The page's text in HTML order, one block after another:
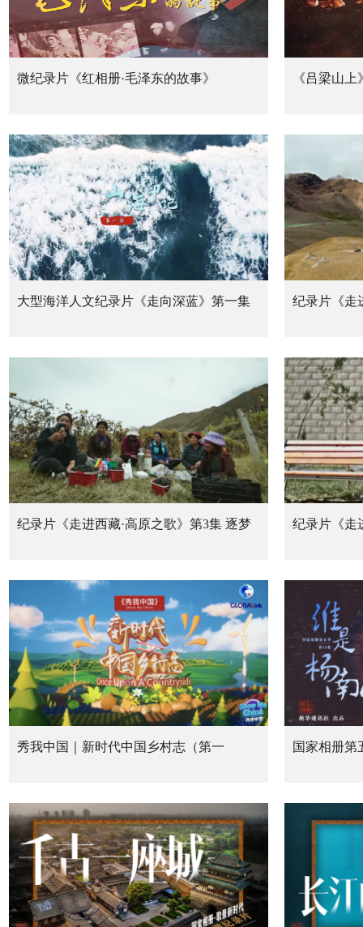
微纪录片《红相册·毛泽东的故事》 《吕梁山上
大型海洋人文纪录片《走向深蓝》第一集
纪录片《走
纪录片《走进西藏·高原之歌》第3集 逐梦 纪录片《走
秀我中国｜新时代中国乡村志（第一
国家相册第